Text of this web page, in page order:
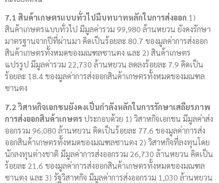
7.1 สินค้าเกษตรแบบทั่วไปมีบทบาทหลักในการส่งออก 1)
สินค้าเกษตรแบบทั่วไป มีมูลค่ารวม 99,980 ล้านหยวน ยังคงรักษา
มาตรฐานจากปีที่ผ่านมา คิดเป็นร้อยละ 80.7 ของมูลค่าการส่งออก
สินค้าเกษตรทั้งหมดของมณฑลซานตง และ 2) สินค้าเกษตร
แปรรูป มีมูลค่ารวม 22,730 ล้านหยวน ลดลงร้อยละ 7.9 คิดเป็น
ร้อยละ 18.4 ของมูลค่าการส่งออกสินค้าเกษตรทั้งหมดของมณฑล
ซานตง
7.2 วิสาหกิจเอกชนยังคงเป็นกำลังหลักในการรักษาเสถียรภาพ
การส่งออกสินค้าเกษตรประกอบด้วย 1) วิสาหกิจเอกชน มีมูลค่าส่ง
ออกรวม 96,080 ล้านหยวน คิดเป็นร้อยละ 77.6 ของมูลค่าการส่ง
ออกสินค้าเกษตรทั้งหมดของมณฑลซานตง 2) วิสาหกิจที่ลงทุนโดย
นักลงทุนต่างชาติ มีมูลค่าการส่งออกรวม 26,730 ล้านหยวน คิดเป็น
ร้อยละ 21.6 ของมูลค่าการส่งออกสินค้าเกษตรทั้งหมดของมณฑล
ซานตง และ 3) รัฐวิสาหกิจ มีมูลค่าการส่งออกรวม 1,030 ล้านหยวน